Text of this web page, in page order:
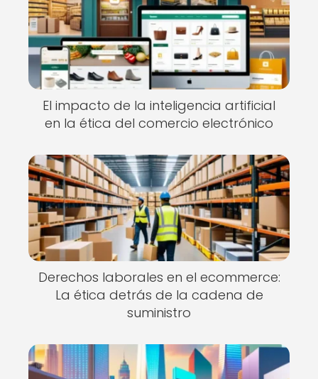
El impacto de la inteligencia artificial
en la ética del comercio electrónico
Derechos laborales en el ecommerce:
La ética detrás de la cadena de
suministro